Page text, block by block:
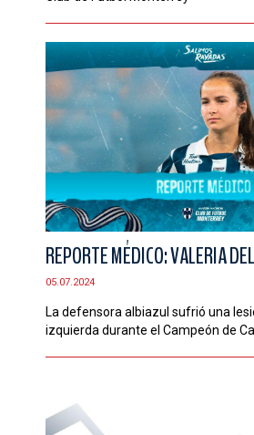
REPORTE MÉDICO: VALERIA
05.07.2024
La defensora albiazul sufrió una
izquierda durante el Campeón de